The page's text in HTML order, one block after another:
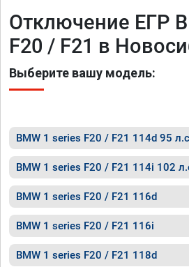
Отключение ЕГР
F20 / F21 в
Выберите вашу модель:
BMW 1 series F20 / F21 114d 95 л.с
BMW 1 series F20 / F21 114i 102
BMW 1 series F20 / F21 116d
BMW 1 series F20 / F21 116i
BMW 1 series F20 / F21 118d